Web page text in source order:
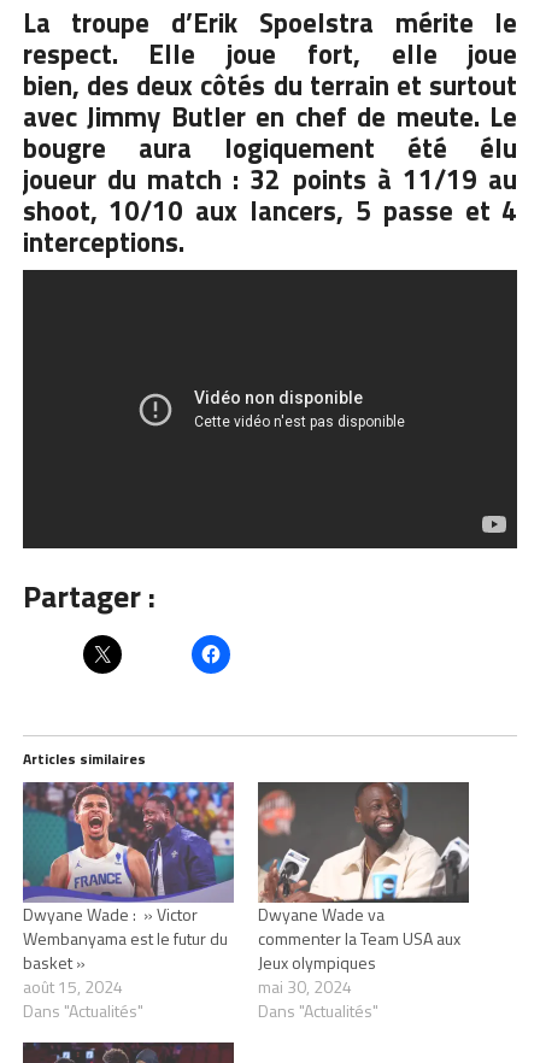
La troupe d’Erik Spoelstra mérite le
respect. Elle joue fort, elle joue
bien, des deux côtés du terrain et surtout
avec Jimmy Butler en chef de meute. Le
bougre aura logiquement été élu
joueur du match : 32 points à 11/19 au
shoot, 10/10 aux lancers, 5 passe et 4
interceptions.
Partager :
Articles similaires
Dwyane Wade : » Victor
Wembanyama est le futur du
basket »
août 15, 2024
Dans "Actualités"
Dwyane Wade va
commenter la Team USA aux
Jeux olympiques
mai 30, 2024
Dans "Actualités"